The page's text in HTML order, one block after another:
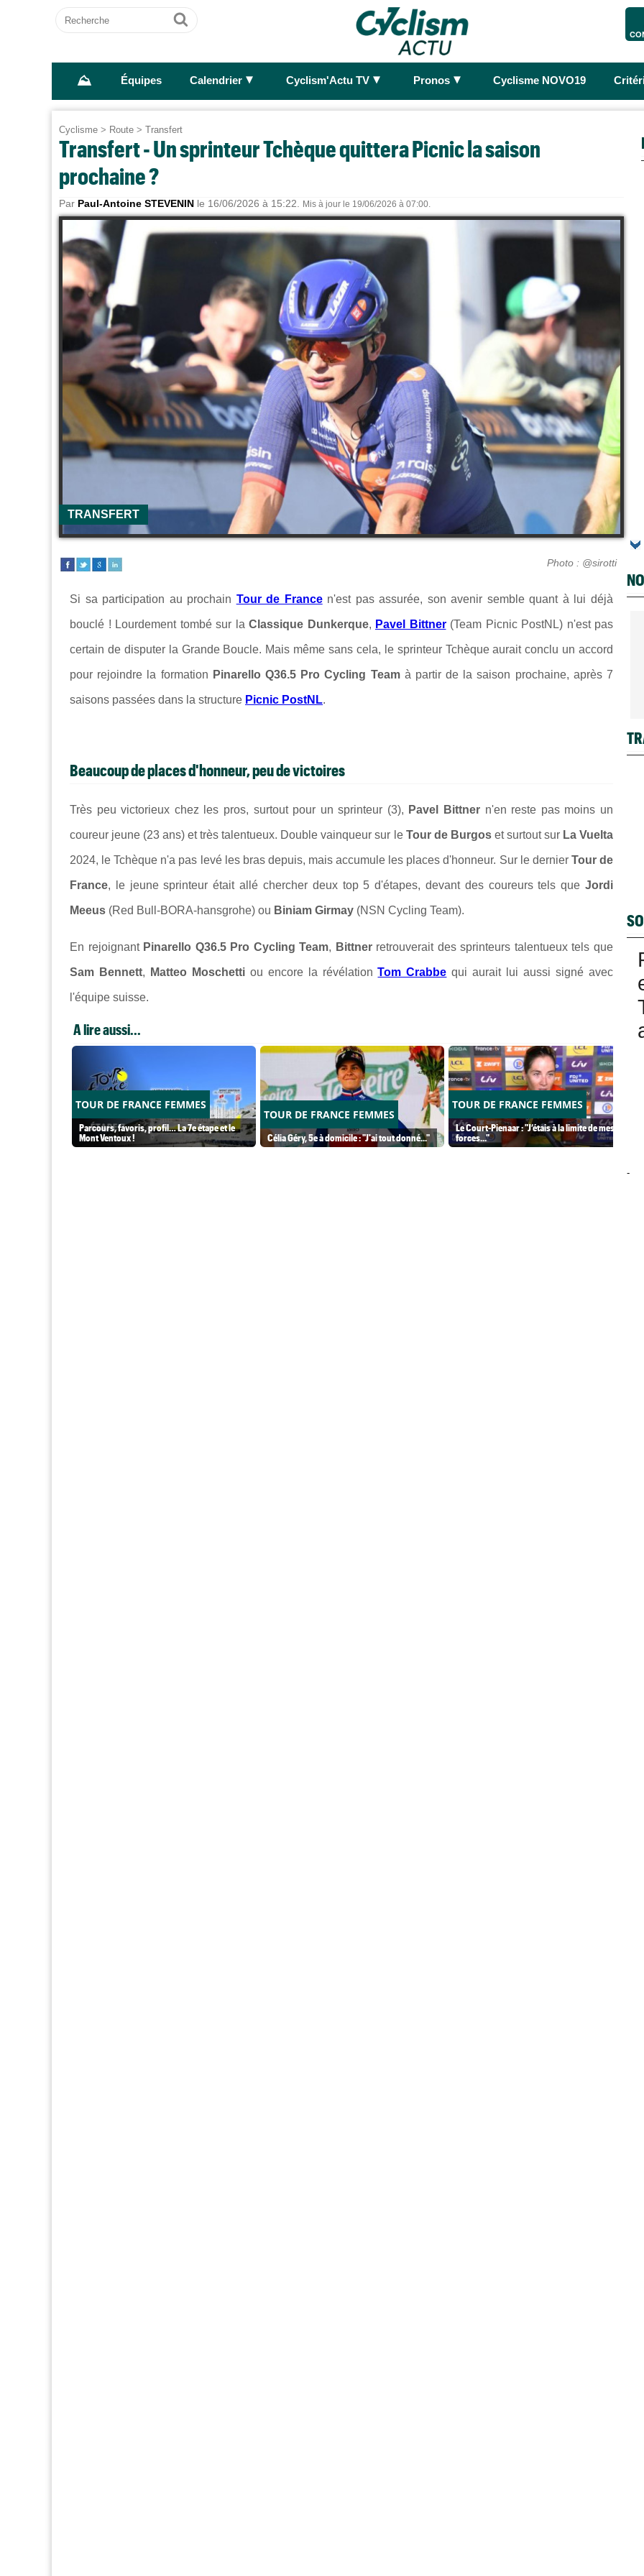
Recherche
Ok
⛰ Équipes Calendrier ► Cyclism'Actu TV ► Pronos ► Cyclisme NOVO19
Cyclisme > Route > Transfert
Transfert - Un sprinteur Tchèque quittera Picnic la saison
prochaine ?
Par Paul-Antoine STEVENIN le 16/06/2026 à 15:22. Mis à jour le 19/06/2026 à 07:00.
TRANSFERT
Photo : @sirotti
Si sa participation au prochain Tour de France n'est pas assurée, son avenir semble quant à lui déjà
bouclé ! Lourdement tombé sur la Classique Dunkerque, Pavel Bittner (Team Picnic PostNL) n'est pas
certain de disputer la Grande Boucle. Mais même sans cela, le sprinteur Tchèque aurait conclu un accord
pour rejoindre la formation Pinarello Q36.5 Pro Cycling Team à partir de la saison prochaine, après 7
saisons passées dans la structure Picnic PostNL.
Beaucoup de places d'honneur, peu de victoires
Très peu victorieux chez les pros, surtout pour un sprinteur (3), Pavel Bittner n'en reste pas moins un
coureur jeune (23 ans) et très talentueux. Double vainqueur sur le Tour de Burgos et surtout sur La Vuelta
2024, le Tchèque n'a pas levé les bras depuis, mais accumule les places d'honneur. Sur le dernier Tour de
France, le jeune sprinteur était allé chercher deux top 5 d'étapes, devant des coureurs tels que Jordi
Meeus (Red Bull-BORA-hansgrohe) ou Biniam Girmay (NSN Cycling Team).
En rejoignant Pinarello Q36.5 Pro Cycling Team, Bittner retrouverait des sprinteurs talentueux tels que
Sam Bennett, Matteo Moschetti ou encore la révélationTom Crabbe qui aurait lui aussi signé avec
l'équipe suisse.
A lire aussi...
TOUR DE FRANCE FEMMES
Parcours, favoris, profil… La 7e étape et le
Mont Ventoux !
TOUR DE FRANCE FEMMES
Célia Géry, 5e à domicile : "J'ai tout donné..."
TOUR DE FRANCE FEMMES
Le Court-Pienaar : "J’étais à la limite de mes
forces..."
-